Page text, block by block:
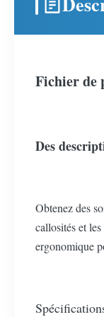
Fichier de
Des
Obtenez des
callosités et
ergonomique